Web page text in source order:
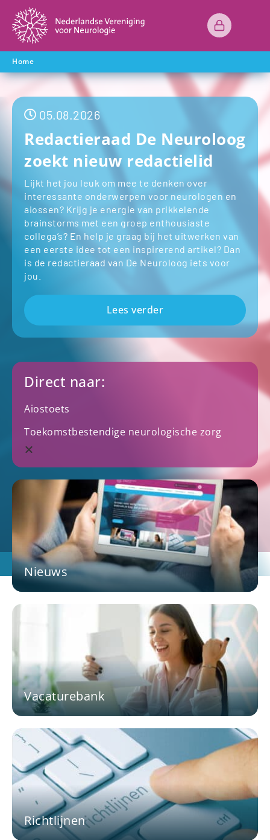
Home
05.08.2026
Redactieraad De Neuroloog
zoekt nieuw redactielid
Lijkt het jou leuk om mee te denken over
interessante onderwerpen voor neurologen en
aiossen? Krijg je energie van prikkelende
brainstorms met een groep enthousiaste
collega’s? En help je graag bij het uitwerken van
een eerste idee tot een inspirerend artikel? Dan
is de redactieraad van De Neuroloog iets voor
jou.
Lees verder
Direct naar:
Aiostoets
Toekomstbestendige neurologische zorg
Nieuws
Vacaturebank
Richtlijnen